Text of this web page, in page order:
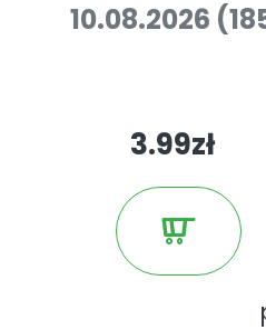
10.08.2026
3.99zł